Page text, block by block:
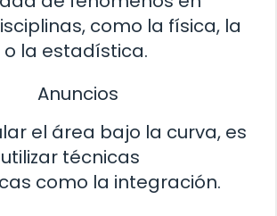
como la física, la
la estadística.
Anuncios
el área bajo la curva, es
técnicas
como la integración.